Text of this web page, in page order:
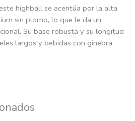
highball se acentúa por la alta
sin plomo, lo que le da un
Su base robusta y su longitud
largos y bebidas con ginebra.